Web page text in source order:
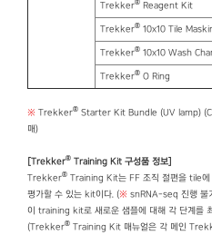
Trekker® Reagent Kit
Trekker® 10x10 Tile
Trekker® 10x10 Wash
Trekker® O Ring
※ Trekker® Starter Kit Bundle (UV lamp)
매)
[Trekker® Training Kit 구성품 정보]
Trekker® Training Kit는 FF 조직 절편을 tile
평가할 수 있는 kit이다. (※ snRNA-seq 진행 불
이 training kit로 새로운 샘플에 대해 각 단계를
(Trekker® Training Kit 매뉴얼은 각 메인